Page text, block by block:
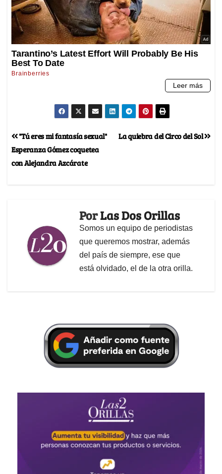
La quiebra del Circo del Sol
"Tú eres mi fantasía sexual"
Esperanza Gómez coquetea
con Alejandra Azcárate
PorLas Dos Orillas
Somos un equipo de periodistas
que queremos mostrar, además
del país de siempre, ese que
está olvidado, el de la otra orilla.